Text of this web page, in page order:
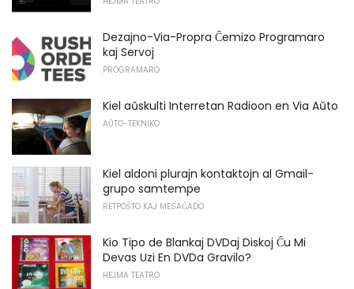
Dezajno-Via-Propra Ĉemizo Programaro
kaj Servoj
PROGRAMARO
Kiel aŭskulti Interretan Radioon en Via Aŭto
AŬTO-TEKNIKO
Kiel aldoni plurajn kontaktojn al Gmail-
grupo samtempe
RETPOŜTO KAJ MESAĜADO
Kio Tipo de Blankaj DVDaj Diskoj Ĉu Mi
Devas Uzi En DVDa Gravilo?
HEJMA TEATRO